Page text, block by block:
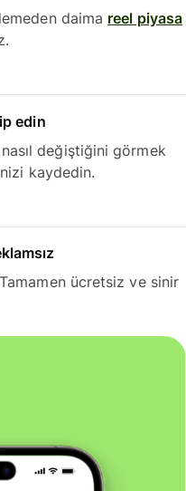
daima reel piyasa
edin
değiştiğini görmek
kaydedin.
ücretsiz ve sinir